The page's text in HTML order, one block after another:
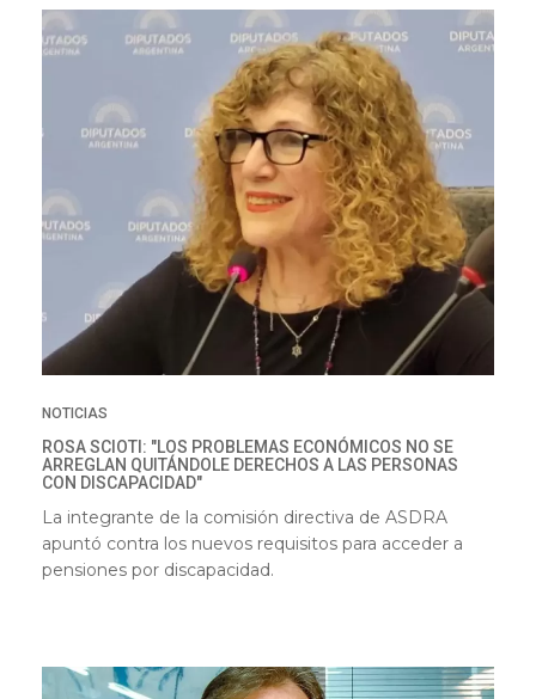
NOTICIAS
ROSA SCIOTI: "LOS PROBLEMAS ECONÓMICOS NO SE
ARREGLAN QUITÁNDOLE DERECHOS A LAS PERSONAS
CON DISCAPACIDAD"
La integrante de la comisión directiva de ASDRA
apuntó contra los nuevos requisitos para acceder a
pensiones por discapacidad.